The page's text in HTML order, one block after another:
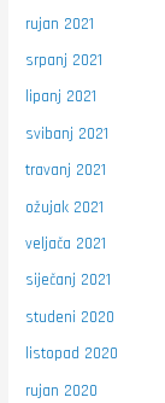
rujan 2021
srpanj 2021
lipanj 2021
svibanj 2021
travanj 2021
ožujak 2021
veljača 2021
siječanj 2021
studeni 2020
listopad 2020
rujan 2020